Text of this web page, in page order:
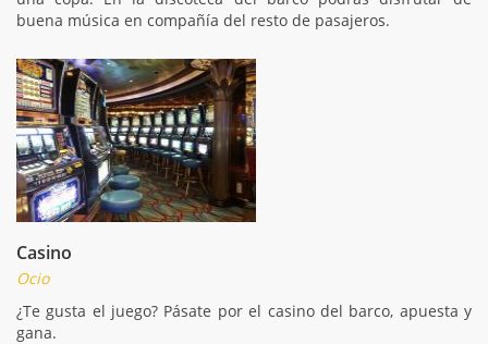
buena música en compañía del resto de pasajeros.
Casino
Ocio
¿Te gusta el juego? Pásate por el casino del barco, apuesta y
gana.